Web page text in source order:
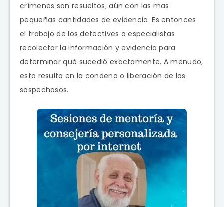
crímenes son resueltos, aún con las mas
pequeñas cantidades de evidencia. Es entonces
el trabajo de los detectives o especialistas
recolectar la información y evidencia para
determinar qué sucedió exactamente. A menudo,
esto resulta en la condena o liberación de los
sospechosos.